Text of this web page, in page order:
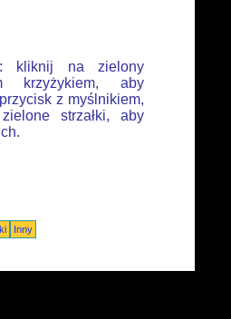
kliknij na zielony
krzyżykiem, aby
z myślnikiem,
strzałki, aby
Inny